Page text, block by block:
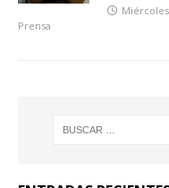
Prensa